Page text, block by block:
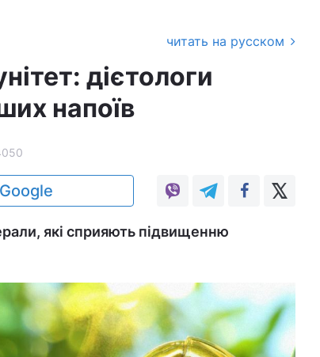
читать на русском
дієтологи
напоїв
які сприяють підвищенню